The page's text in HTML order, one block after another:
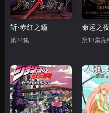
斩·赤红之瞳
第24集 第13集完